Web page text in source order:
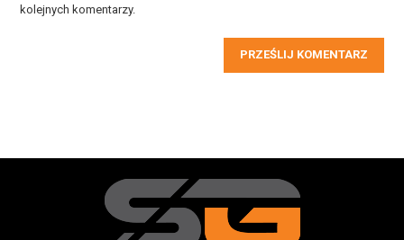
kolejnych komentarzy.
PRZEŚLIJ KOMENTARZ